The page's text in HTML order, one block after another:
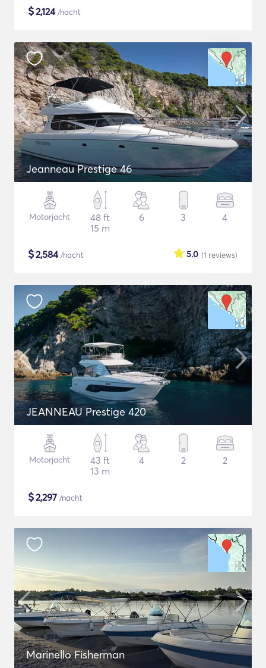
$2,124/nacht
Jeanneau Prestige 46
Motorjacht
48 ft
15 m
6 3 4
$2,584/nacht (1 reviews)
5.0
JEANNEAU Prestige 420
Motorjacht
43 ft
13 m
4 2 2
$2,297 /nacht
Marinello Fisherman